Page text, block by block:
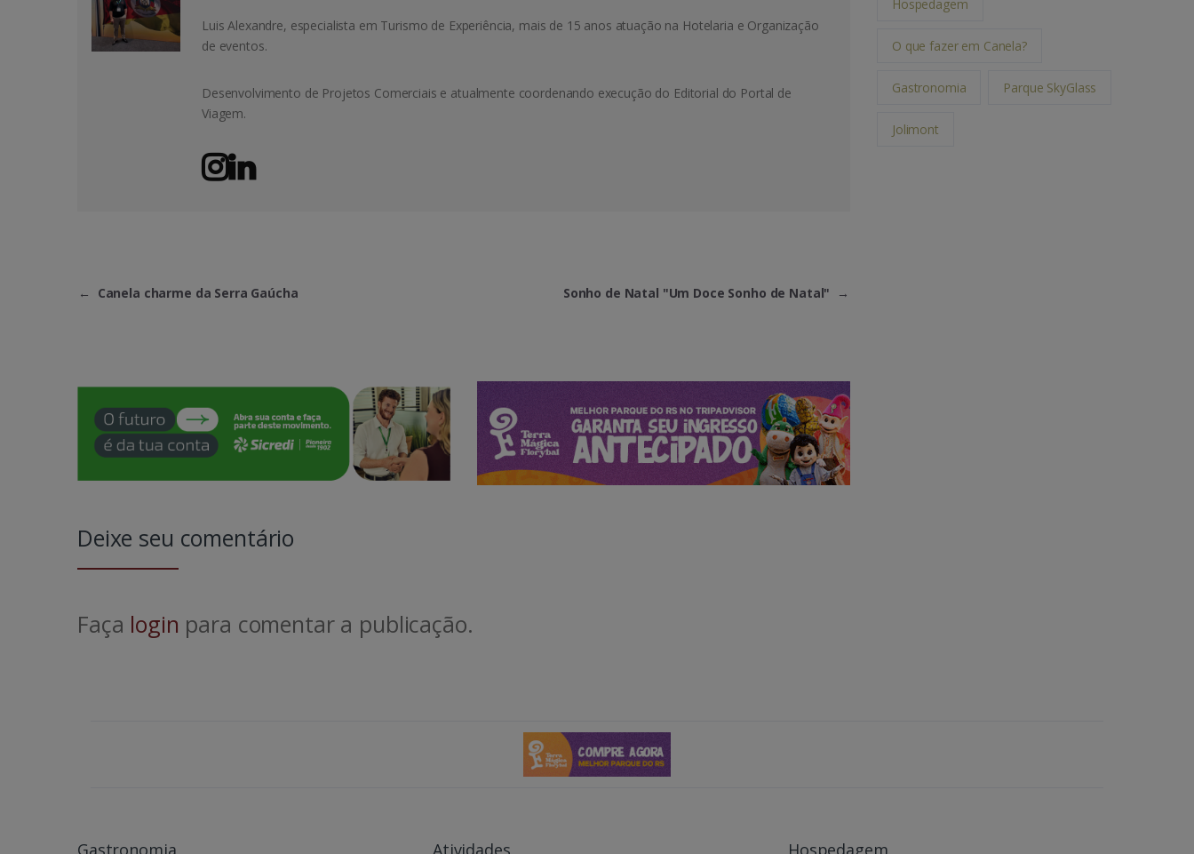
Luis Alexandre, especialista em Turismo de Experiência, mais de 15 anos atuação na Hotelaria e Organização
de eventos.
Desenvolvimento de Projetos Comerciais e atualmente coordenando execução do Editorial do Portal de
Viagem.
← Canela charme da Serra Gaúcha Sonho de Natal "Um Doce Sonho de Natal" →
Deixe seu comentário
Faça login para comentar a publicação.
Hospedagem
O que fazer em Canela?
Gastronomia Parque SkyGlass
Jolimont
Gastronomia Atividades Hospedagem